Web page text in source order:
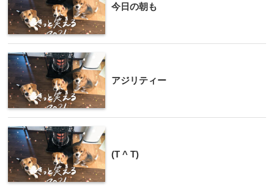
今日の朝も
アジリティー
(T ^ T)